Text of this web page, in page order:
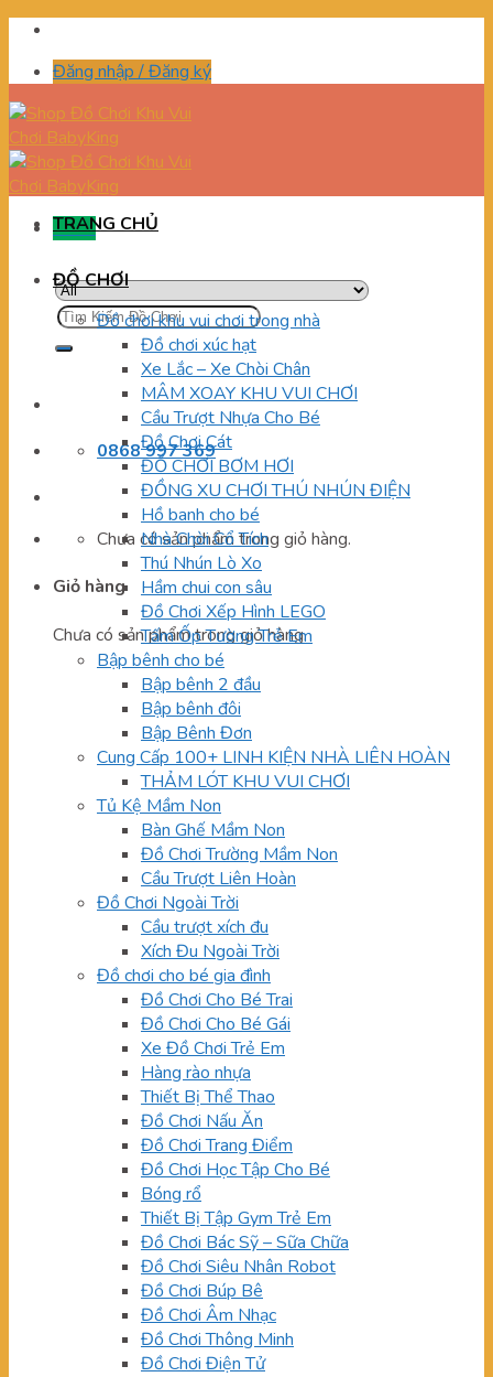
Skip
contentĐăng nhập / Đăng ký
Menu
Tìm
kiếm:
0868 997 369
Chưa có sản phẩm trong giỏ hàng.
Giỏ hàng
Chưa có sản phẩm trong giỏ hàng.
TRANG CHỦ
ĐỒ CHƠI
Đồ chơi khu vui chơi trong nhà
Đồ chơi xúc hạt
Xe Lắc – Xe Chòi Chân
MÂM XOAY KHU VUI CHƠI
Cầu Trượt Nhựa Cho Bé
Đồ Chơi Cát
ĐỒ CHƠI BƠM HƠI
ĐỒNG XU CHƠI THÚ NHÚN ĐIỆN
Hồ banh cho bé
Nhà Chòi Cổ Tích
Thú Nhún Lò Xo
Hầm chui con sâu
Đồ Chơi Xếp Hình LEGO
Tấm Ốp Tường Trẻ Em
Bập bênh cho bé
Bập bênh 2 đầu
Bập bênh đôi
Bập Bênh Đơn
Cung Cấp 100+ LINH KIỆN NHÀ LIÊN HOÀN
THẢM LÓT KHU VUI CHƠI
Tủ Kệ Mầm Non
Bàn Ghế Mầm Non
Đồ Chơi Trường Mầm Non
Cầu Trượt Liên Hoàn
Đồ Chơi Ngoài Trời
Cầu trượt xích đu
Xích Đu Ngoài Trời
Đồ chơi cho bé gia đình
Đồ Chơi Cho Bé Trai
Đồ Chơi Cho Bé Gái
Xe Đồ Chơi Trẻ Em
Hàng rào nhựa
Thiết Bị Thể Thao
Đồ Chơi Nấu Ăn
Đồ Chơi Trang Điểm
Đồ Chơi Học Tập Cho Bé
Bóng rổ
Thiết Bị Tập Gym Trẻ Em
Đồ Chơi Bác Sỹ – Sữa Chữa
Đồ Chơi Siêu Nhân Robot
Đồ Chơi Búp Bê
Đồ Chơi Âm Nhạc
Đồ Chơi Thông Minh
Đồ Chơi Điện Tử